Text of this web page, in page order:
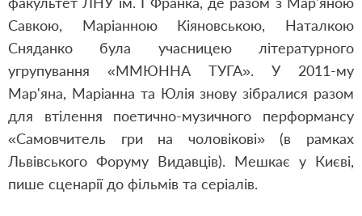
Савкою, Маріанною Кіяновською, Наталкою
Сняданко була учасницею літературного
угрупування «ММЮННА ТУГА». У 2011-му
Мар'яна, Маріанна та Юлія знову зібралися разом
для втілення поетично-музичного перформансу
«Самовчитель гри на чоловікові» (в рамках
Львівського Форуму Видавців). Мешкає у Києві,
пише сценарії до фільмів та серіалів.